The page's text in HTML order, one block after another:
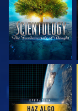
SERIES
VE